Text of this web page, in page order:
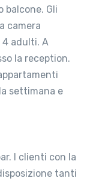
Gli
camera
4 adulti. A
la reception.
settimana e
I clienti con la
tanti